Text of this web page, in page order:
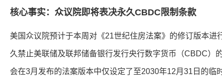
核心事实：众议院即将表决永久CBDC限制条款
美国众议院预计于本周对《21世纪住房法案》的修订版本进
久禁止美联储及联邦储备银行发行央行数字货币（CBDC）
会在3月发布的法案版本中仅设定了至2030年12月31日的临